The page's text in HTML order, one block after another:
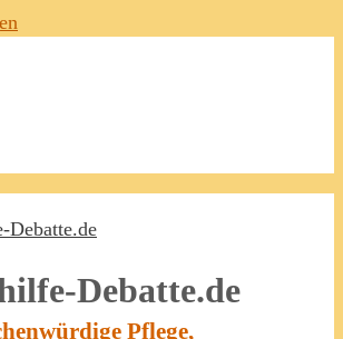
Debatte.de
Pflege,